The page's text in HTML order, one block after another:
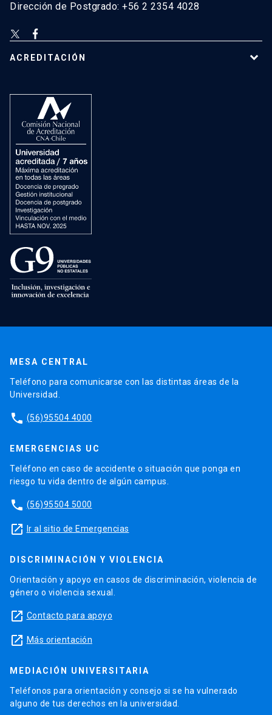
Dirección de Postgrado: +56 2 2354 4028
ACREDITACIÓN
MESA CENTRAL
Teléfono para comunicarse con las distintas áreas de la
Universidad.
phone (56)95504 4000
EMERGENCIAS UC
Teléfono en caso de accidente o situación que ponga en
riesgo tu vida dentro de algún campus.
phone (56)95504 5000
launch Ir al sitio de Emergencias
DISCRIMINACIÓN Y VIOLENCIA
Orientación y apoyo en casos de discriminación, violencia de
género o violencia sexual.
launch Contacto para apoyo
launch Más orientación
MEDIACIÓN UNIVERSITARIA
Teléfonos para orientación y consejo si se ha vulnerado
alguno de tus derechos en la universidad.